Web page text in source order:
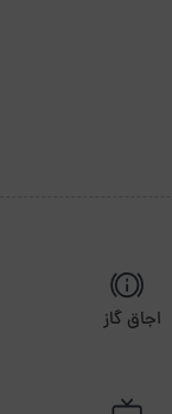
اجاق گاز